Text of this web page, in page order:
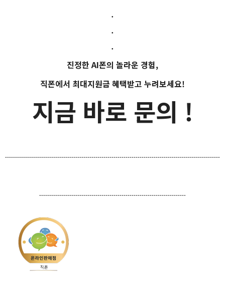
.
.
.
진정한 AI폰의 놀라운 경험,
직폰에서 최대지원금 혜택받고 누려보세요!
지금 바로 문의 !
-----------------------------------------------------------------------------------------------------------
-------------------------------------------------------------------------